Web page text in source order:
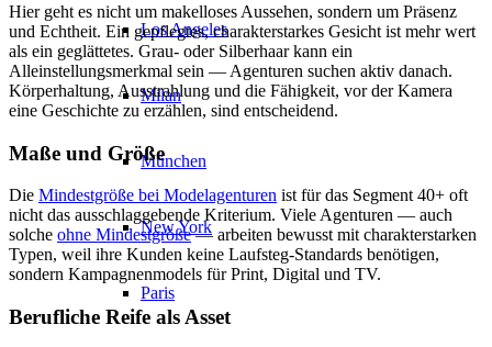
Los Angeles
Milan
München
New York
Paris
Hier geht es nicht um makelloses Aussehen, sondern um Präsenz
und Echtheit. Ein gepflegtes, charakterstarkes Gesicht ist mehr wert
als ein geglättetes. Grau- oder Silberhaar kann ein
Alleinstellungsmerkmal sein — Agenturen suchen aktiv danach.
Körperhaltung, Ausstrahlung und die Fähigkeit, vor der Kamera
eine Geschichte zu erzählen, sind entscheidend.
Maße und Größe
Die Mindestgröße bei Modelagenturen ist für das Segment 40+ oft
nicht das ausschlaggebende Kriterium. Viele Agenturen — auch
solche ohne Mindestgröße— arbeiten bewusst mit charakterstarken
Typen, weil ihre Kunden keine Laufsteg-Standards benötigen,
sondern Kampagnenmodels für Print, Digital und TV.
Berufliche Reife als Asset